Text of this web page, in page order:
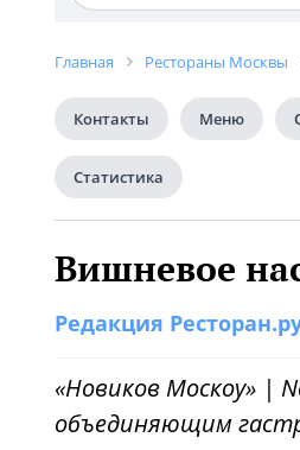
Главная Рестораны Москвы
Контакты Меню
Статистика
Вишневое
Редакция
«Новиков Москоу» |
объединяющим